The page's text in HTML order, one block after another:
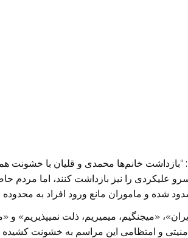
خانم‌ها محمدی و قلیان با خشونت
علیکردی را نیز بازداشت کنند، اما مردم
شده و ماموران مانع ورود افراد به
«میجنگیم، میمیریم، ذلت نمیپذیریم» و
و امتظامی این مراسم به خشونت